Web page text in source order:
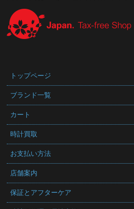
トップページ
ブランド一覧
カート
時計買取
お支払い方法
店舗案内
保証とアフターケア